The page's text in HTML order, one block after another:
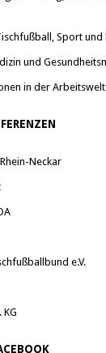
Sport
und
in der Arbeitswelt
Neckar
e.V.